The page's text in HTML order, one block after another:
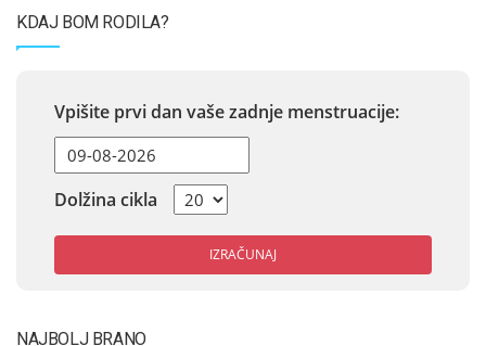
KDAJ BOM RODILA?
Vpišite prvi dan vaše zadnje menstruacije:
Dolžina cikla
IZRAČUNAJ
NAJBOLJ BRANO